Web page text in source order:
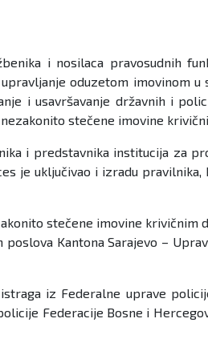
i nosilaca pravosudnih
oduzetom imovinom u
i usavršavanje državnih i
stečene imovine
i predstavnika institucija za
je uključivao i izradu pravilnika,
stečene imovine krivičnim
Kantona Sarajevo –
iz Federalne uprave
Federacije Bosne i